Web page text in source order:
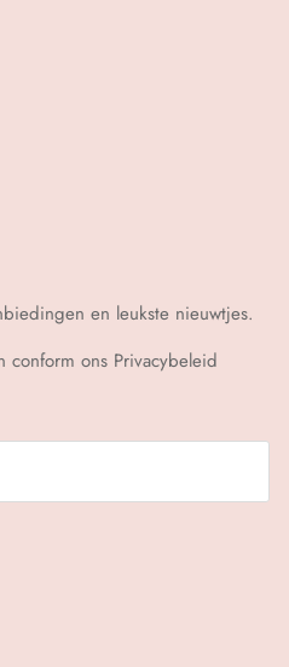
en leukste nieuwtjes.
conform ons Privacybeleid